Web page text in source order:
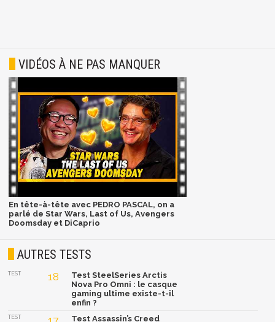
VIDÉOS À NE PAS MANQUER
En tête-à-tête avec PEDRO PASCAL, on a
parlé de Star Wars, Last of Us, Avengers
Doomsday et DiCaprio
AUTRES TESTS
TEST 18
Test SteelSeries Arctis
Nova Pro Omni : le casque
gaming ultime existe-t-il
enfin ?
TEST Test Assassin’s Creed